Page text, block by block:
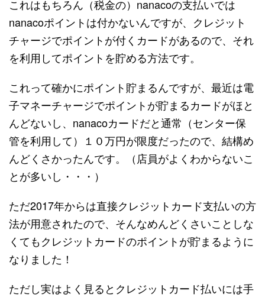
これはもちろん（税金の）nanacoの支払いでは
nanacoポイントは付かないんですが、クレジット
チャージでポイントが付くカードがあるので、それ
を利用してポイントを貯める方法です。
これって確かにポイント貯まるんですが、最近は電
子マネーチャージでポイントが貯まるカードがほと
んどないし、nanacoカードだと通常（センター保
管を利用して）１０万円が限度だったので、結構め
んどくさかったんです。（店員がよくわからないこ
とが多いし・・・）
ただ2017年からは直接クレジットカード支払いの方
法が用意されたので、そんなめんどくさいことしな
くてもクレジットカードのポイントが貯まるように
なりました！
ただし実はよく見るとクレジットカード払いには手